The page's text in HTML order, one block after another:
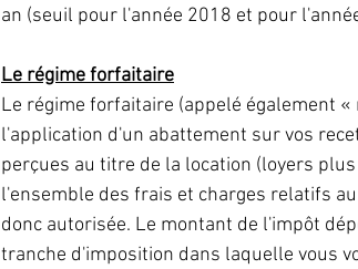
an (seuil pour l'année 2018 et pour
Le régime forfaitaire
Le régime forfaitaire (appelé également «
l'application d'un abattement sur vos
perçues au titre de la location (loyers
l'ensemble des frais et charges relatifs
donc autorisée. Le montant de l'impôt
tranche d'imposition dans laquelle vous